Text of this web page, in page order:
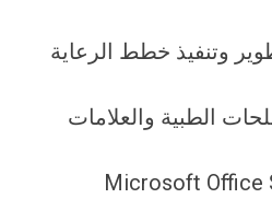
وتنفيذ خطط الرعاية
الطبية والعلامات